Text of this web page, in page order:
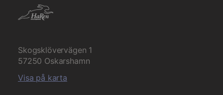
Skogsklövervägen 1
57250 Oskarshamn
Visa på karta